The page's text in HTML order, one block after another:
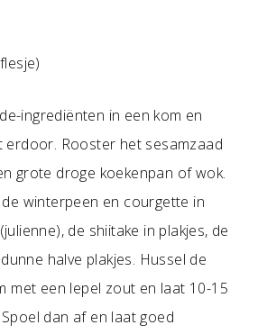
ingrediënten in een kom en
erdoor. Rooster het sesamzaad
grote droge koekenpan of wok.
winterpeen en courgette in
de shiitake in plakjes, de
halve plakjes. Hussel de
met een lepel zout en laat 10-15
dan af en laat goed